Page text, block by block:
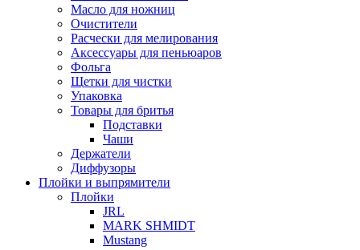
Масло для ножниц
Очистители
Расчески для мелирования
Аксессуары для пеньюаров
Фольга
Щетки для чистки
Упаковка
Товары для бритья
Подставки
Чаши
Держатели
Диффузоры
Плойки и выпрямители
Плойки
JRL
MARK SHMIDT
Mustang